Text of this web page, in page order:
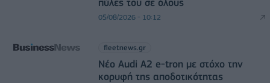
05/08/2026 - 10:12
fleetnews.gr
Νέο Audi A2 e-tron με στόχο την
κορυφή της αποδοτικότητας